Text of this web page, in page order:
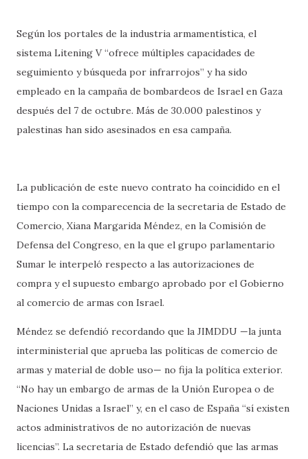
Según los portales de la industria armamentística, el
sistema Litening V “ofrece múltiples capacidades de
seguimiento y búsqueda por infrarrojos” y ha sido
empleado en la campaña de bombardeos de Israel en Gaza
después del 7 de octubre. Más de 30.000 palestinos y
palestinas han sido asesinados en esa campaña.
La publicación de este nuevo contrato ha coincidido en el
tiempo con la comparecencia de la secretaria de Estado de
Comercio, Xiana Margarida Méndez, en la Comisión de
Defensa del Congreso, en la que el grupo parlamentario
Sumar le interpeló respecto a las autorizaciones de
compra y el supuesto embargo aprobado por el Gobierno
al comercio de armas con Israel.
Méndez se defendió recordando que la JIMDDU —la junta
interministerial que aprueba las políticas de comercio de
armas y material de doble uso— no fija la política exterior.
“No hay un embargo de armas de la Unión Europea o de
Naciones Unidas a Israel” y, en el caso de España “sí existen
actos administrativos de no autorización de nuevas
licencias”. La secretaria de Estado defendió que las armas